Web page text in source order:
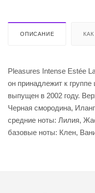
ОПИСАНИЕ
Pleasures Intense Estée
он принадлежит к
выпущен в 2002 году.
Черная смородина,
средние ноты: Лилия,
базовые ноты: Клен,